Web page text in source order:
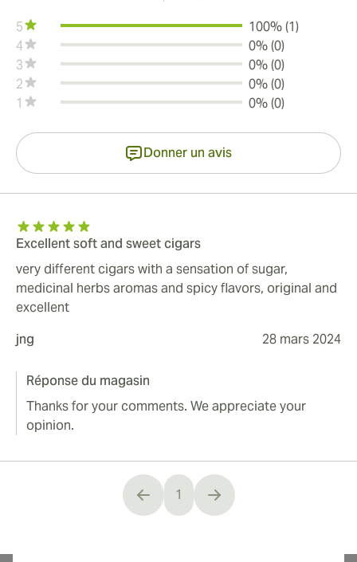
5
100% (1)
4
0% (0)
3
0% (0)
2
0% (0)
1
0% (0)
Donner un avis
Excellent soft and sweet cigars
very different cigars with a sensation of sugar,
medicinal herbs aromas and spicy flavors, original and
excellent
jng
28 mars 2024
Réponse du magasin
Thanks for your comments. We appreciate your
opinion.
You're currently reading page
1